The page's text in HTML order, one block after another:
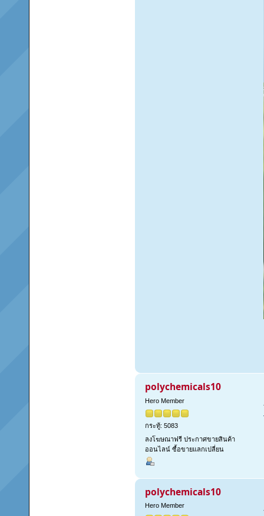
polychemicals10
Hero Member
กระทู้: 5083
ลงโฆษณาฟรี ประกาศขายสินค้า
ออนไลน์ ซื้อขายแลกเปลี่ยน
polychemicals10
Hero Member